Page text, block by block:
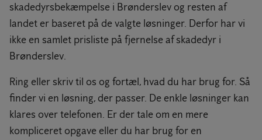
skadedyrsbekæmpelse i Brønderslev og resten af
landet er baseret på de valgte løsninger. Derfor har vi
ikke en samlet prisliste på fjernelse af skadedyr i
Brønderslev.
Ring eller skriv til os og fortæl, hvad du har brug for. Så
finder vi en løsning, der passer. De enkle løsninger kan
klares over telefonen. Er der tale om en mere
kompliceret opgave eller du har brug for en